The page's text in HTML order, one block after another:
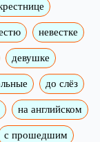
невестке
девушке
до слёз
на английском
с прошедшим